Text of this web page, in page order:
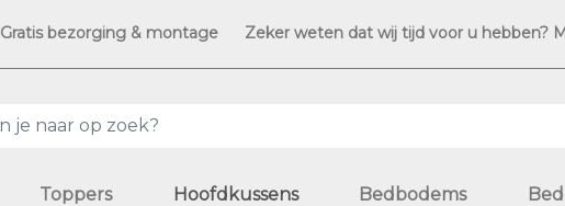
Gratis bezorging & montage Zeker weten dat wij tijd voor u hebben?
Toppers Hoofdkussens Bedbodems